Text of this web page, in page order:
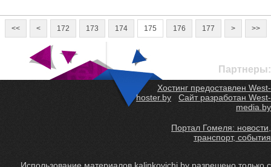
<< < 172 173 174 175 176 177 > >>
Партнеры:
Хостинг предоставлен West-
hoster.by
Сайт разработан West-
media.by
Портал Гомеля: новости,
транспорт, события